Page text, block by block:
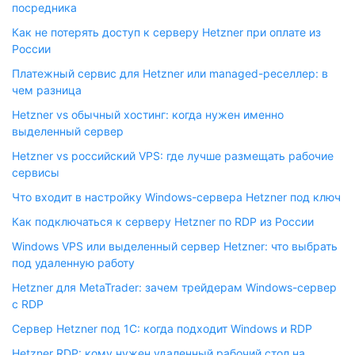
посредника
Как не потерять доступ к серверу Hetzner при оплате из
России
Платежный сервис для Hetzner или managed-реселлер: в
чем разница
Hetzner vs обычный хостинг: когда нужен именно
выделенный сервер
Hetzner vs российский VPS: где лучше размещать рабочие
сервисы
Что входит в настройку Windows-сервера Hetzner под ключ
Как подключаться к серверу Hetzner по RDP из России
Windows VPS или выделенный сервер Hetzner: что выбрать
под удаленную работу
Hetzner для MetaTrader: зачем трейдерам Windows-сервер
с RDP
Сервер Hetzner под 1С: когда подходит Windows и RDP